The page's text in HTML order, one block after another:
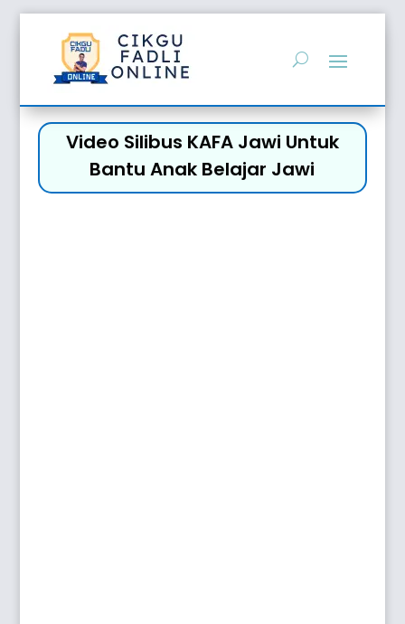
Video Silibus KAFA Jawi Untuk
Bantu Anak Belajar Jawi